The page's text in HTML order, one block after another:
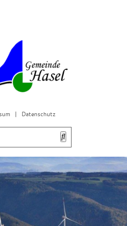
| Datenschutz
& Gemeinderat